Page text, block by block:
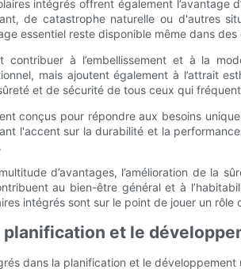
intégrés offrent également
de catastrophe naturelle ou d'autres
essentiel reste disponible même dans
à l’embellissement et à la
mais ajoutent également à l’attrait
et de sécurité de tous ceux qui
conçus pour répondre aux besoins
l'accent sur la durabilité et la
d’avantages, l’amélioration de la
au bien-être général et à
intégrés sont sur le point de jouer un rôle
et le
dans la planification et le développement